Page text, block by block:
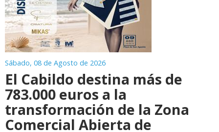
Sábado, 08 de Agosto de 2026
El Cabildo destina más de
783.000 euros a la
transformación de la Zona
Comercial Abierta de